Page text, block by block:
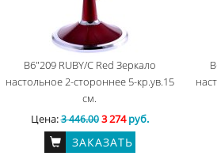
B6"209 RUBY/C Red Зеркало
настольное 2-стороннее 5-кр.ув.15
см.
Цена:3 446.00 3 274руб.
ЗАКАЗАТЬ